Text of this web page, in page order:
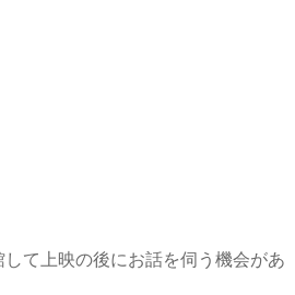
て上映の後にお話を伺う機会があ